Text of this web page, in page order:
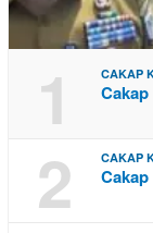
1 CAKAP
2 CAKAP